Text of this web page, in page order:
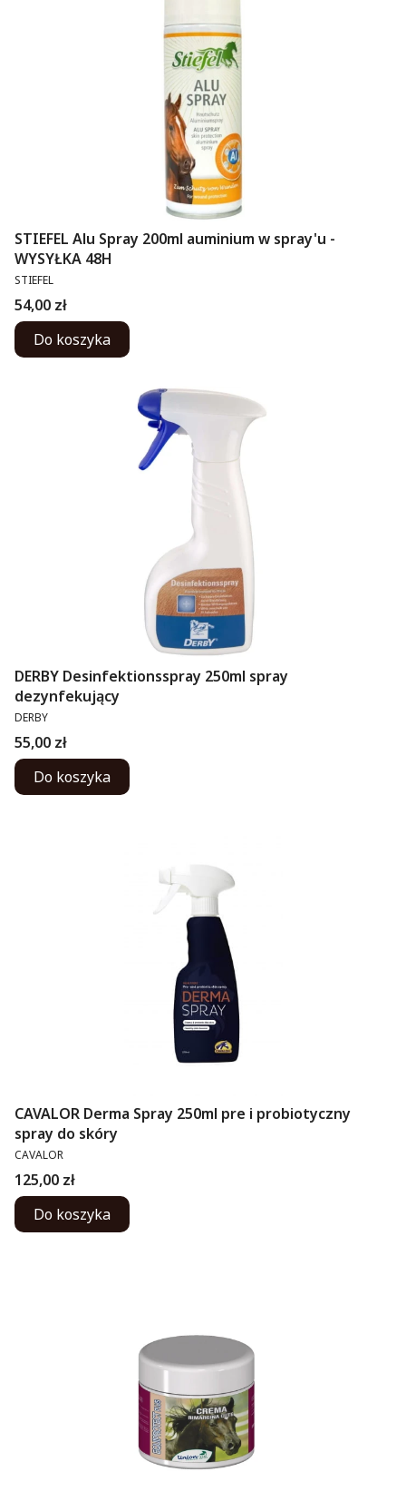
STIEFEL Alu Spray 200ml auminium w spray'u -
WYSYŁKA 48H
PRODUCENT
STIEFEL
Cena
54,00 zł
Do koszyka
DERBY Desinfektionsspray 250ml spray
dezynfekujący
PRODUCENT
DERBY
Cena
55,00 zł
Do koszyka
CAVALOR Derma Spray 250ml pre i probiotyczny
spray do skóry
PRODUCENT
CAVALOR
Cena
125,00 zł
Do koszyka